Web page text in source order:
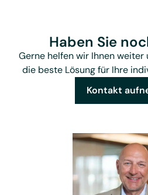
Haben Sie
Gerne helfen wir Ihnen
die beste Lösung für Ihre
Kontakt